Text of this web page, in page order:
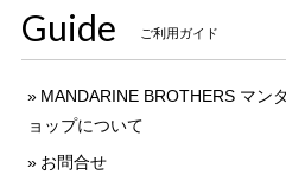
Guide ご利用ガイド
MANDARINE BROTHERS マン
ョップについて
お問合せ